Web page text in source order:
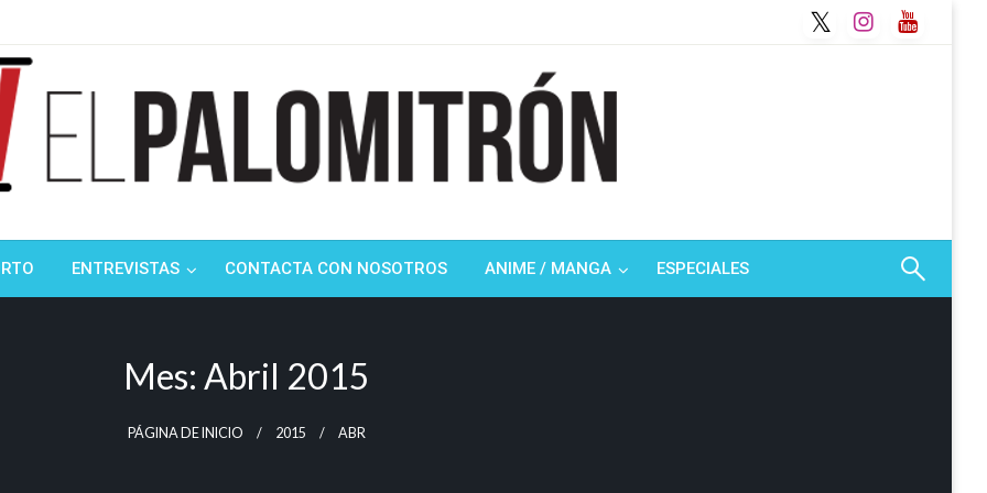
ENTREVISTAS CONTACTA CON NOSOTROS ANIME / MANGA ESPECIALES
Mes: Abril 2015
PÁGINA DE INICIO 2015 ABR